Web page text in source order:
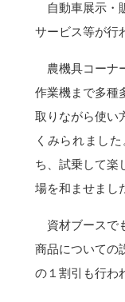
自動車展示・
サービス等が行
農機具コーナ
作業機まで多種
取りながら使い
くみられまし
ち、試乗して楽
場を和ませまし
資材ブースで
商品についての
の１割引も行わ